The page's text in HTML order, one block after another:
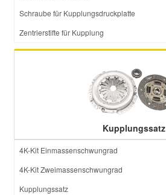
Schraube für Kupplungsdruckplatte
Zentrierstifte für Kupplung
Kupplungssatz
4K-Kit Einmassenschwungrad
4K-Kit Zweimassenschwungrad
Kupplungssatz